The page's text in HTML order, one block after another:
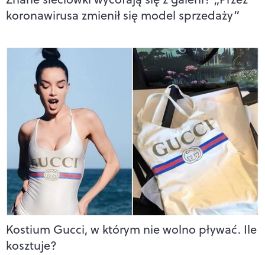
koronawirusa zmienił się model sprzedaży”
Kostium Gucci, w którym nie wolno pływać. Ile
kosztuje?